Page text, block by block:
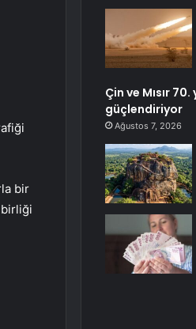
bir
Çin ve Mısır
güçlendiriyor
Ağustos 7, 2026